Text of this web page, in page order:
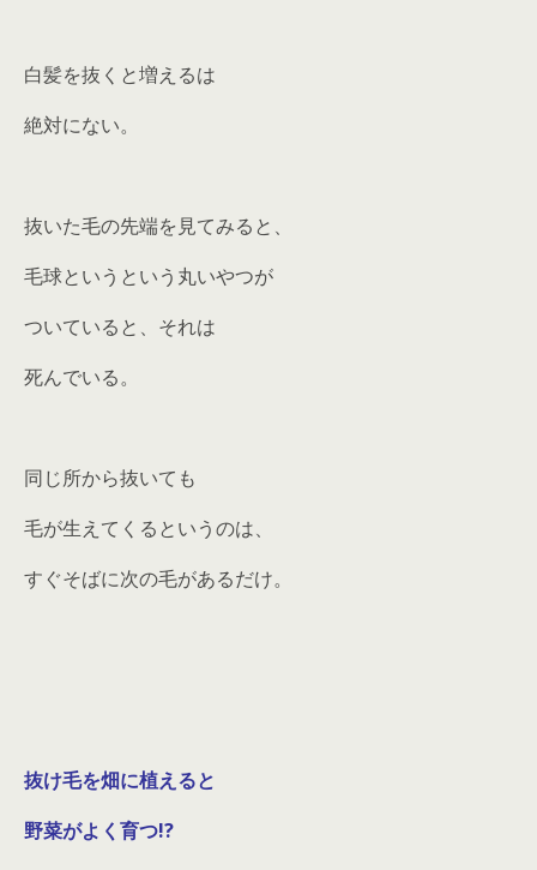
白髪を抜くと増えるは
絶対にない。
抜いた毛の先端を見てみると、
毛球というという丸いやつが
ついていると、それは
死んでいる。
同じ所から抜いても
毛が生えてくるというのは、
すぐそばに次の毛があるだけ。
抜け毛を畑に植えると
野菜がよく育つ!?